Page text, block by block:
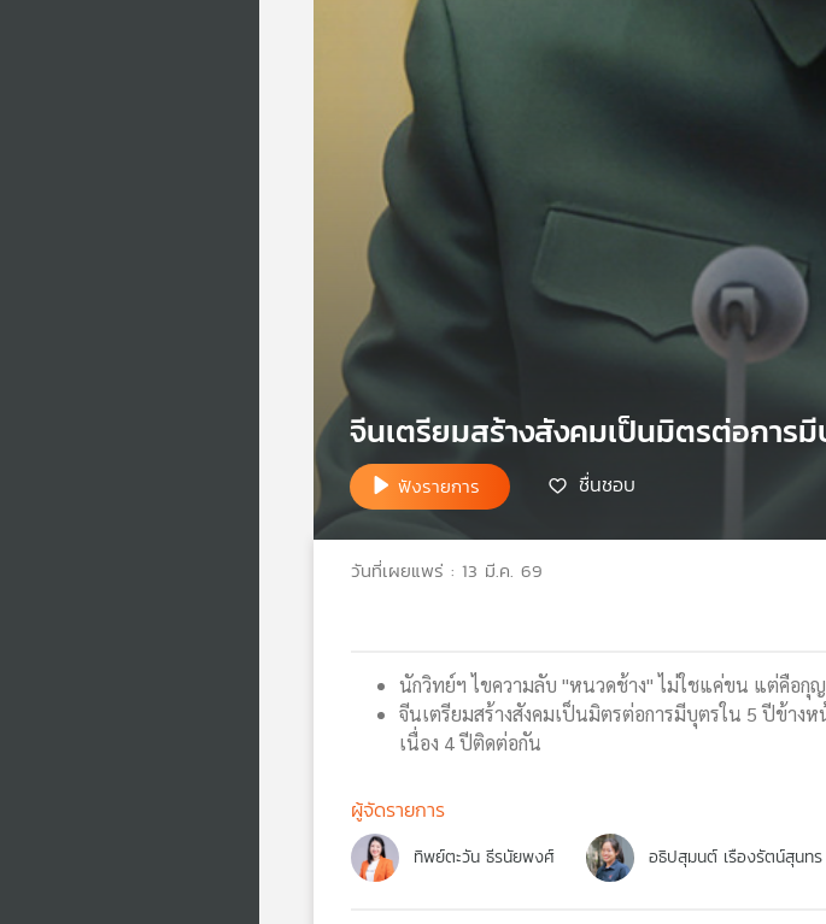
จีนเตรียมสร้างสังคมเป็นมิตรต่อการ
ฟังรายการ ชื่นชอบ
วันที่เผยแพร่ : 13 มี.ค. 69
นักวิทย์ฯ ไขความลับ "หนวดช้าง" ไม่ใชแค่ขน แต่คือกุ
จีนเตรียมสร้างสังคมเป็นมิตรต่อการมีบุตรใน 5 ปีข้าง
เนื่อง 4 ปีติดต่อกัน
ผู้จัดรายการ
ทิพย์ตะวัน ธีรนัยพงศ์ อธิปสุมนต์ เรืองรัตน์สุนทร